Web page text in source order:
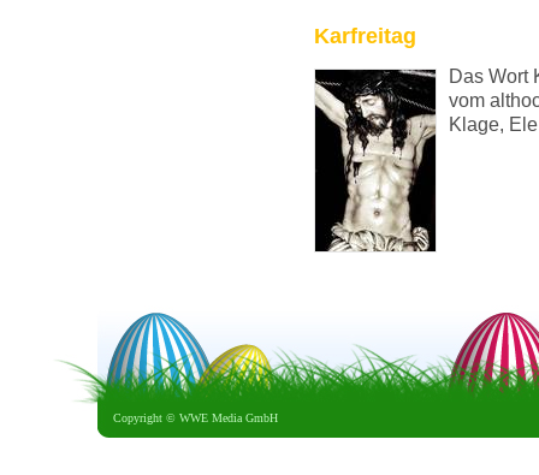
Karfreitag
Das Wort
vom
Klage,
Copyright © WWE Media GmbH